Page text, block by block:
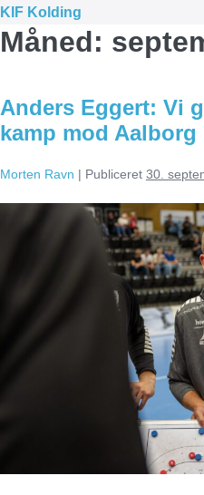
Spring
til
KIF Kolding
Måned:
Anders Eggert: Vi
kamp mod Aalborg
Morten Ravn | Publiceret 30.